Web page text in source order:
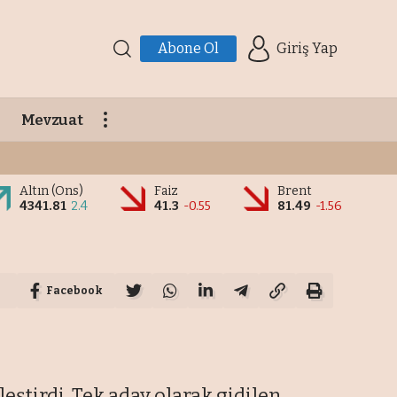
Abone Ol Giriş Yap
Mevzuat
Altın (Ons)
4341.81 2.4
Faiz
41.3 -0.55
Brent
81.49 -1.56
Facebook